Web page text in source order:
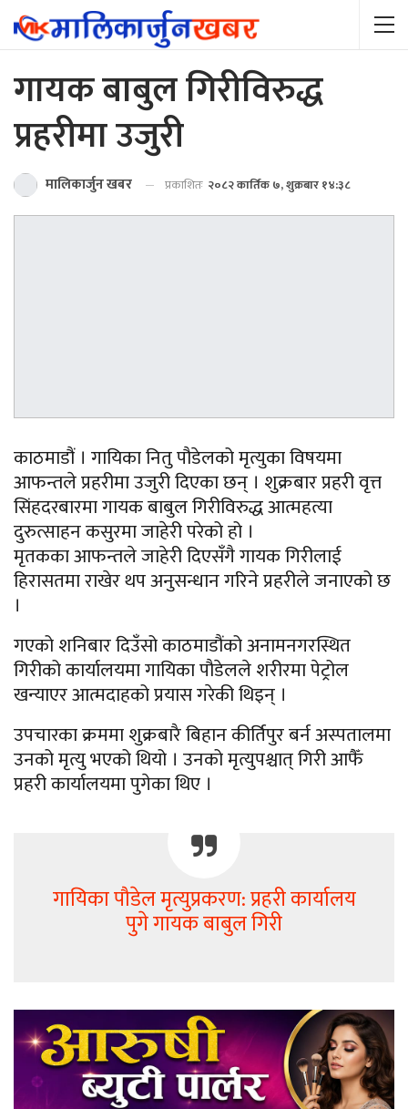
गायक बाबुल गिरीविरुद्ध
प्रहरीमा उजुरी
मालिकार्जुन खबर प्रकाशितः २०८२ कार्तिक ७, शुक्रबार १४:३८
काठमाडौं । गायिका नितु पौडेलको मृत्युका विषयमा
आफन्तले प्रहरीमा उजुरी दिएका छन् । शुक्रबार प्रहरी वृत्त
सिंहदरबारमा गायक बाबुल गिरीविरुद्ध आत्महत्या
दुरुत्साहन कसुरमा जाहेरी परेको हो ।
मृतकका आफन्तले जाहेरी दिएसँगै गायक गिरीलाई
हिरासतमा राखेर थप अनुसन्धान गरिने प्रहरीले जनाएको छ
।
गएको शनिबार दिउँसो काठमाडौंको अनामनगरस्थित
गिरीको कार्यालयमा गायिका पौडेलले शरीरमा पेट्रोल
खन्याएर आत्मदाहको प्रयास गरेकी थिइन् ।
उपचारका क्रममा शुक्रबारै बिहान कीर्तिपुर बर्न अस्पतालमा
उनको मृत्यु भएको थियो । उनको मृत्युपश्चात् गिरी आफैँ
प्रहरी कार्यालयमा पुगेका थिए ।
गायिका पौडेल मृत्युप्रकरण: प्रहरी कार्यालय
पुगे गायक बाबुल गिरी